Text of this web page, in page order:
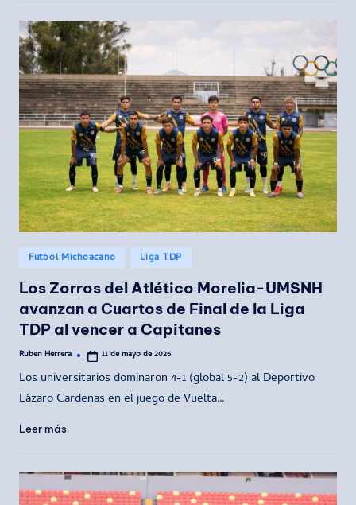
Publicado
en
Futbol Michoacano Liga TDP
Los Zorros del Atlético Morelia-UMSNH
avanzan a Cuartos de Final de la Liga
TDP al vencer a Capitanes
Publicado
Ruben Herrera 11 de mayo de 2026
Los universitarios dominaron 4-1 (global 5-2) al Deportivo
Lázaro Cardenas en el juego de Vuelta…
Leer más